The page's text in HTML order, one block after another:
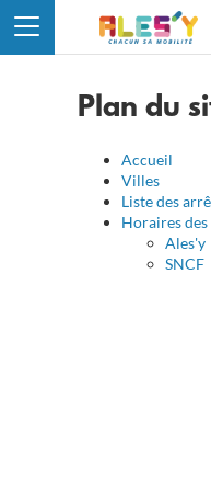
Plan du
Accueil
Villes
Liste des
Horaires
Ales'y
SNCF
Panneau de gestion des cookies